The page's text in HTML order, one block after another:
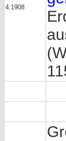
4.1908